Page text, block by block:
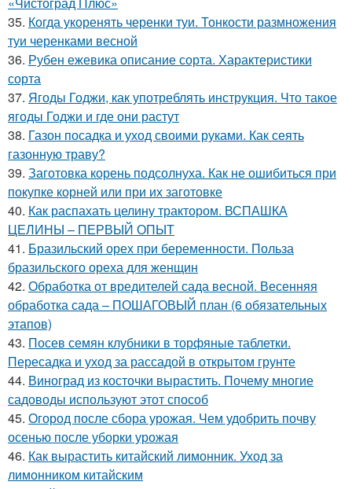
35. Когда укоренять черенки туи. Тонкости размножения
туи черенками весной
36. Рубен ежевика описание сорта. Характеристики
сорта
37. Ягоды Годжи, как употреблять инструкция. Что такое
ягоды Годжи и где они растут
38. Газон посадка и уход своими руками. Как сеять
газонную траву?
39. Заготовка корень подсолнуха. Как не ошибиться при
покупке корней или при их заготовке
40. Как распахать целину трактором. ВСПАШКА
ЦЕЛИНЫ – ПЕРВЫЙ ОПЫТ
41. Бразильский орех при беременности. Польза
бразильского ореха для женщин
42. Обработка от вредителей сада весной. Весенняя
обработка сада – ПОШАГОВЫЙ план (6 обязательных
этапов)
43. Посев семян клубники в торфяные таблетки.
Пересадка и уход за рассадой в открытом грунте
44. Виноград из косточки вырастить. Почему многие
садоводы используют этот способ
45. Огород после сбора урожая. Чем удобрить почву
осенью после уборки урожая
46. Как вырастить китайский лимонник. Уход за
лимонником китайским